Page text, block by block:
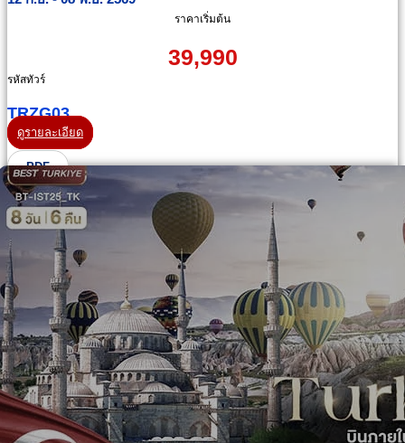
ราคาเริ่มต้น
39,990
รหัสทัวร์
TRZG03
ดูรายละเอียด
PDF